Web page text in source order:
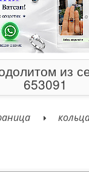
из
653091